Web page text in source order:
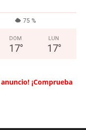
75 %
DOM
17°
LUN
17°
¡Comprueba